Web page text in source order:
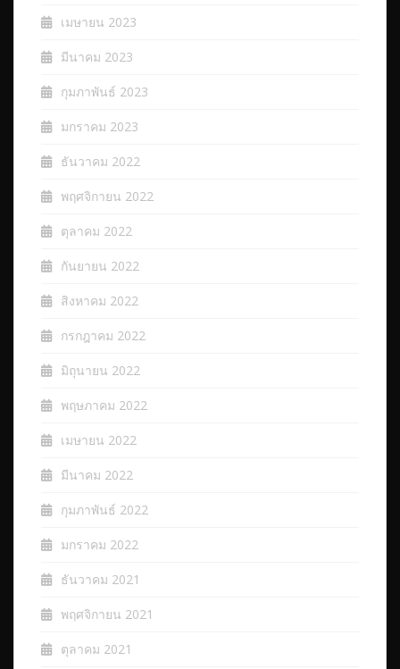
เมษายน 2023
มีนาคม 2023
กุมภาพันธ์ 2023
มกราคม 2023
ธันวาคม 2022
พฤศจิกายน 2022
ตุลาคม 2022
กันยายน 2022
สิงหาคม 2022
กรกฎาคม 2022
มิถุนายน 2022
พฤษภาคม 2022
เมษายน 2022
มีนาคม 2022
กุมภาพันธ์ 2022
มกราคม 2022
ธันวาคม 2021
พฤศจิกายน 2021
ตุลาคม 2021